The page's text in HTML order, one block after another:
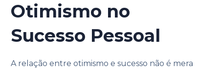
Otimismo no
Sucesso Pessoal
A relação entre otimismo e sucesso não é mera